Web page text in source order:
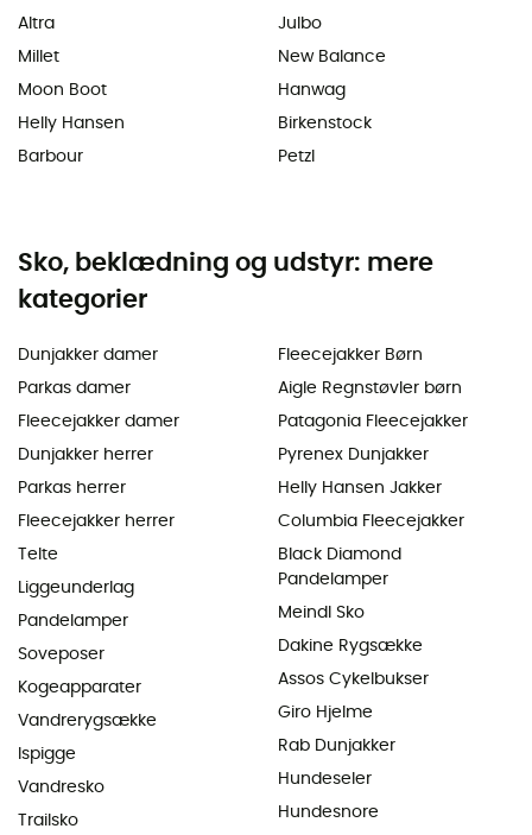
Altra
Millet
Moon Boot
Helly Hansen
Barbour
Julbo
New Balance
Hanwag
Birkenstock
Petzl
Sko, beklædning og udstyr: mere
kategorier
Dunjakker damer
Parkas damer
Fleecejakker damer
Dunjakker herrer
Parkas herrer
Fleecejakker herrer
Telte
Liggeunderlag
Pandelamper
Soveposer
Kogeapparater
Vandrerygsække
Ispigge
Vandresko
Trailsko
Fleecejakker Børn
Aigle Regnstøvler børn
Patagonia Fleecejakker
Pyrenex Dunjakker
Helly Hansen Jakker
Columbia Fleecejakker
Black Diamond
Pandelamper
Meindl Sko
Dakine Rygsække
Assos Cykelbukser
Giro Hjelme
Rab Dunjakker
Hundeseler
Hundesnore